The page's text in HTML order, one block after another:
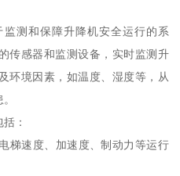
测和保障升降机安全运行的系
传感器和监测设备，实时监测升
环境因素，如温度、湿度等，从
：
梯速度、加速度、制动力等运行